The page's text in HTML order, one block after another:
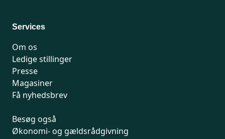
Services
Om os
Ledige stillinger
Presse
Magasiner
Få nyhedsbrev
Besøg også
Økonomi- og gældsrådgivning